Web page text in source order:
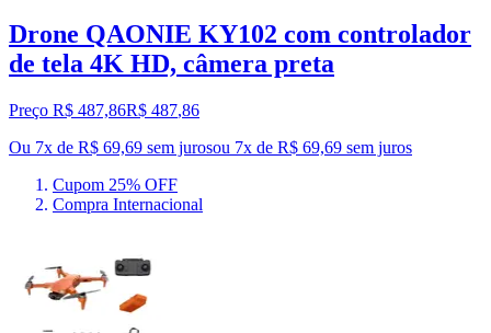
Drone QAONIE KY102 com controlador
de tela 4K HD, câmera preta
Preço R$ 487,86R$ 487,86
Ou 7x de R$ 69,69 sem jurosou 7x de R$ 69,69 sem juros
Cupom 25% OFF
Compra Internacional